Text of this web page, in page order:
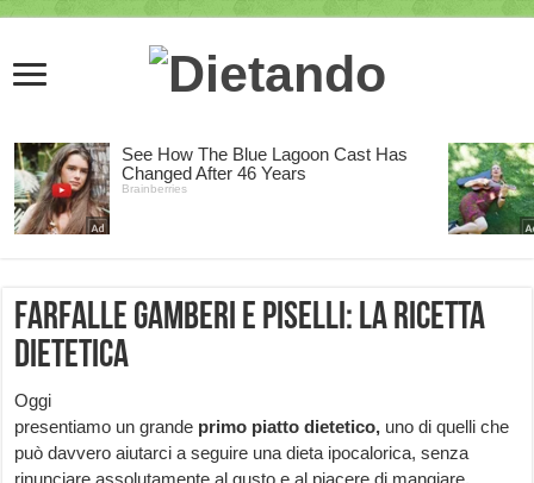
Farfalle Gamberi e Piselli: la ricetta
dietetica
Oggi
presentiamo un grande primo piatto dietetico, uno di quelli che
può davvero aiutarci a seguire una dieta ipocalorica, senza